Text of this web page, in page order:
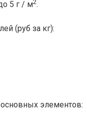
5 г / м2.
(руб за кг):
элементов: